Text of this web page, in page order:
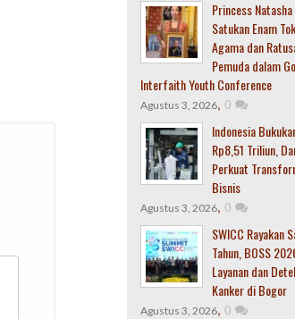
Princess
Satukan Enam
Agama dan
Pemuda dalam
Interfaith Youth Conference
Agustus 3, 2026, 0
Indonesia
Rp8,51 Triliun,
Perkuat
Bisnis
Agustus 3, 2026, 0
SWICC Rayakan
Tahun, BOSS
Layanan dan
Kanker di Bogor
Agustus 3, 2026, 0